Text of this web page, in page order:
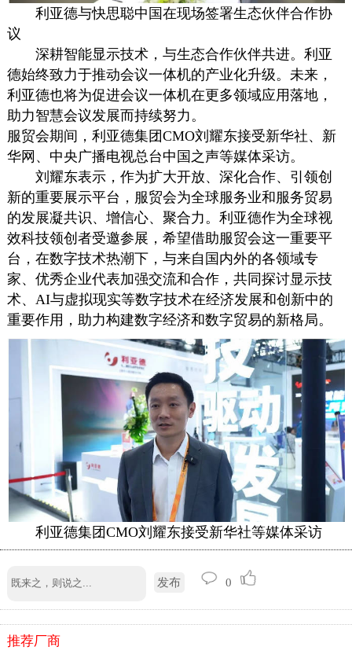
利亚德与快思聪中国在现场签署生态伙伴合作协
议
深耕智能显示技术，与生态合作伙伴共进。利亚
德始终致力于推动会议一体机的产业化升级。未来，
利亚德也将为促进会议一体机在更多领域应用落地，
助力智慧会议发展而持续努力。
服贸会期间，利亚德集团CMO刘耀东接受新华社、新
华网、中央广播电视总台中国之声等媒体采访。
刘耀东表示，作为扩大开放、深化合作、引领创
新的重要展示平台，服贸会为全球服务业和服务贸易
的发展凝共识、增信心、聚合力。利亚德作为全球视
效科技领创者受邀参展，希望借助服贸会这一重要平
台，在数字技术热潮下，与来自国内外的各领域专
家、优秀企业代表加强交流和合作，共同探讨显示技
术、AI与虚拟现实等数字技术在经济发展和创新中的
重要作用，助力构建数字经济和数字贸易的新格局。
利亚德集团CMO刘耀东接受新华社等媒体采访
发布 0
推荐厂商